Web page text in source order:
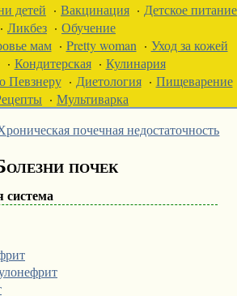
детей · Вакцинация · Детское питание
· Ликбез · Обучение
мам· Pretty woman · Уход за кожей
· Кондитерская· Кулинария
Певзнеру· Диетология· Пищеварение
· Мультиварка
почечная недостаточность
почек
система